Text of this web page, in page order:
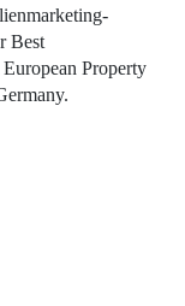
Best
Property